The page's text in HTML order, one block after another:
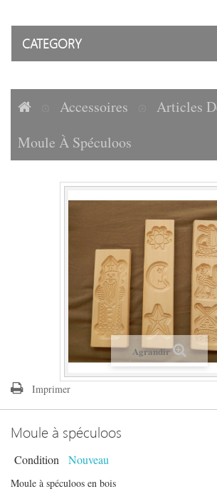
CATEGORY
Accessoires
Articles
Moule À Spéculoos
Agrandir
Imprimer
Moule à spéculoos
Condition Nouveau
Moule à spéculoos en bois